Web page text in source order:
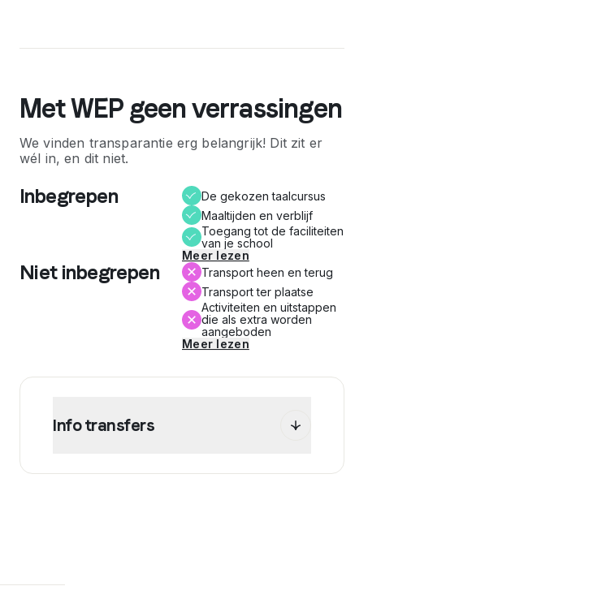
Met WEP geen verrassingen
We vinden transparantie erg belangrijk! Dit zit er
wél in, en dit niet.
Inbegrepen
De gekozen taalcursus
Maaltijden en verblijf
Toegang tot de faciliteiten
van je school
Meer lezen
Niet inbegrepen
Transport heen en terug
Transport ter plaatse
Activiteiten en uitstappen
die als extra worden
aangeboden
Meer lezen
Info transfers
verschillende mogelijkheden voor een